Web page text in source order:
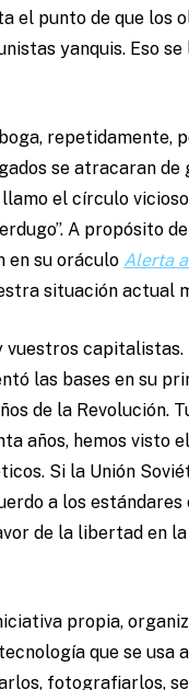
el punto de que los
yanquis. Eso
repetidamente,
se atracaran
el círculo
A propósito
en su oráculo Alerta
situación actual
capitalistas.
las bases en su
de la Revolución.
años, hemos visto
Si la Unión
a los
de la libertad en
propia,
que se usa
fotografiarlos,